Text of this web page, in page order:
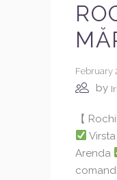
February
by
【
Arenda